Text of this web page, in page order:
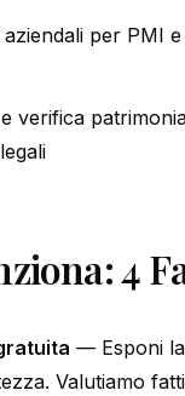
per PMI
verifica
4
— Esponi
Valutiamo